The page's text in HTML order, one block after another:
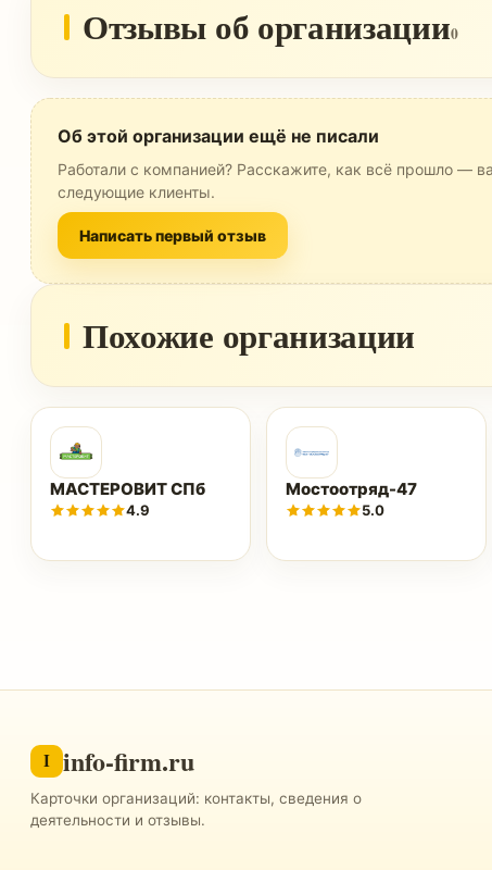
Отзывы об организации0
Об этой организации ещё не писали
Работали с компанией? Расскажите, как всё прошло —
следующие клиенты.
Написать первый отзыв
Похожие организации
МАСТЕРОВИТ СПб
4.9
Мостоотряд-47
5.0
I info-firm.ru
Карточки организаций: контакты, сведения о
деятельности и отзывы.